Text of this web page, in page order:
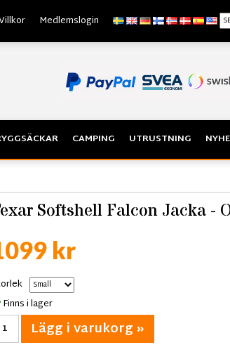
Medlemslogin
CAMPING UTRUSTNING
Softshell Falcon Jacka -
kr
Finns i lager
Lägg i varukorg »